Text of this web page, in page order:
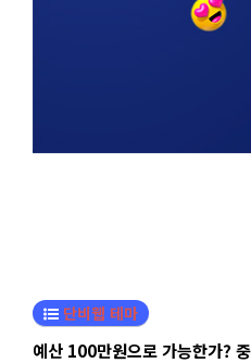
단비웹 테마
예산 100만원으로 가능한가?